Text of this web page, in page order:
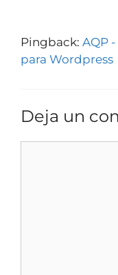
Pingback: AQP
para Wordpress
Deja un